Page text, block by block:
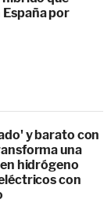
por
y barato con
una
hidrógeno
con